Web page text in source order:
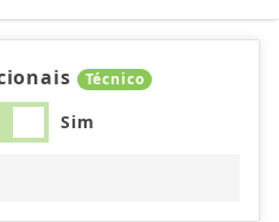
Técnico
Sim